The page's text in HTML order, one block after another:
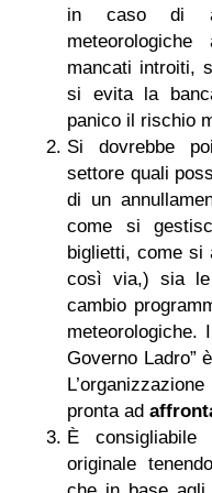
in caso di
mancati introiti,
si evita la
panico il rischio
Si dovrebbe
settore quali
di un
come si
biglietti, come si
così via,) sia le
cambio
meteorologiche.
Governo Ladro”
pronta ad
È consigliabile
originale